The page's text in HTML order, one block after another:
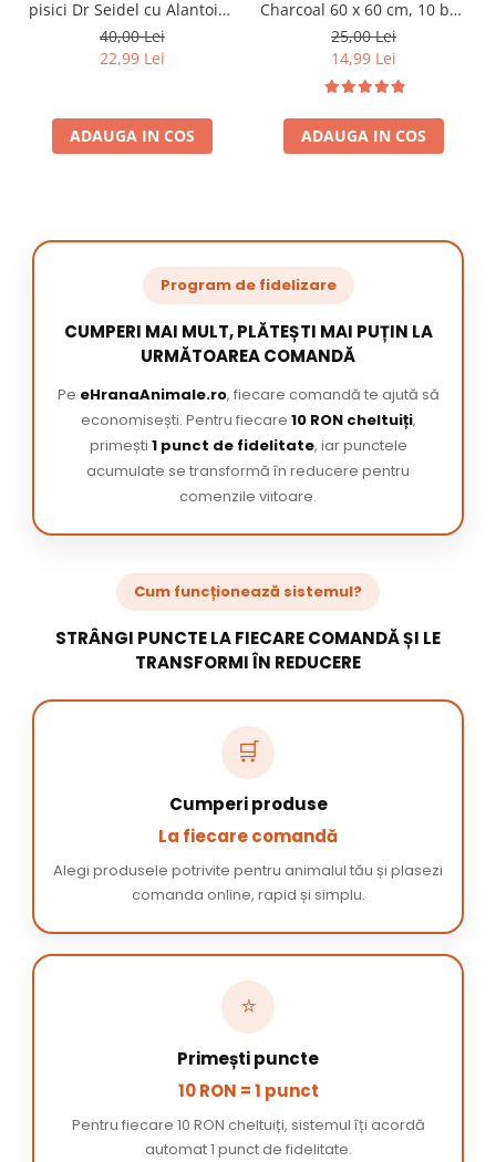
pisici Dr Seidel cu Alantoina
220 ml
40,00 Lei
22,99 Lei
ADAUGA IN COS
Charcoal 60 x 60 cm, 10 buc
/ pachet
25,00 Lei
14,99 Lei
ADAUGA IN COS
Program de fidelizare
CUMPERI MAI MULT, PLĂTEȘTI MAI PUȚIN LA
URMĂTOAREA COMANDĂ
Pe eHranaAnimale.ro, fiecare comandă te ajută să
economisești. Pentru fiecare 10 RON cheltuiți,
primești 1 punct de fidelitate, iar punctele
acumulate se transformă în reducere pentru
comenzile viitoare.
Cum funcționează sistemul?
STRÂNGI PUNCTE LA FIECARE COMANDĂ ȘI LE
TRANSFORMI ÎN REDUCERE
🛒
Cumperi produse
La fiecare comandă
Alegi produsele potrivite pentru animalul tău și plasezi
comanda online, rapid și simplu.
⭐
Primești puncte
10 RON = 1 punct
Pentru fiecare 10 RON cheltuiți, sistemul îți acordă
automat 1 punct de fidelitate.